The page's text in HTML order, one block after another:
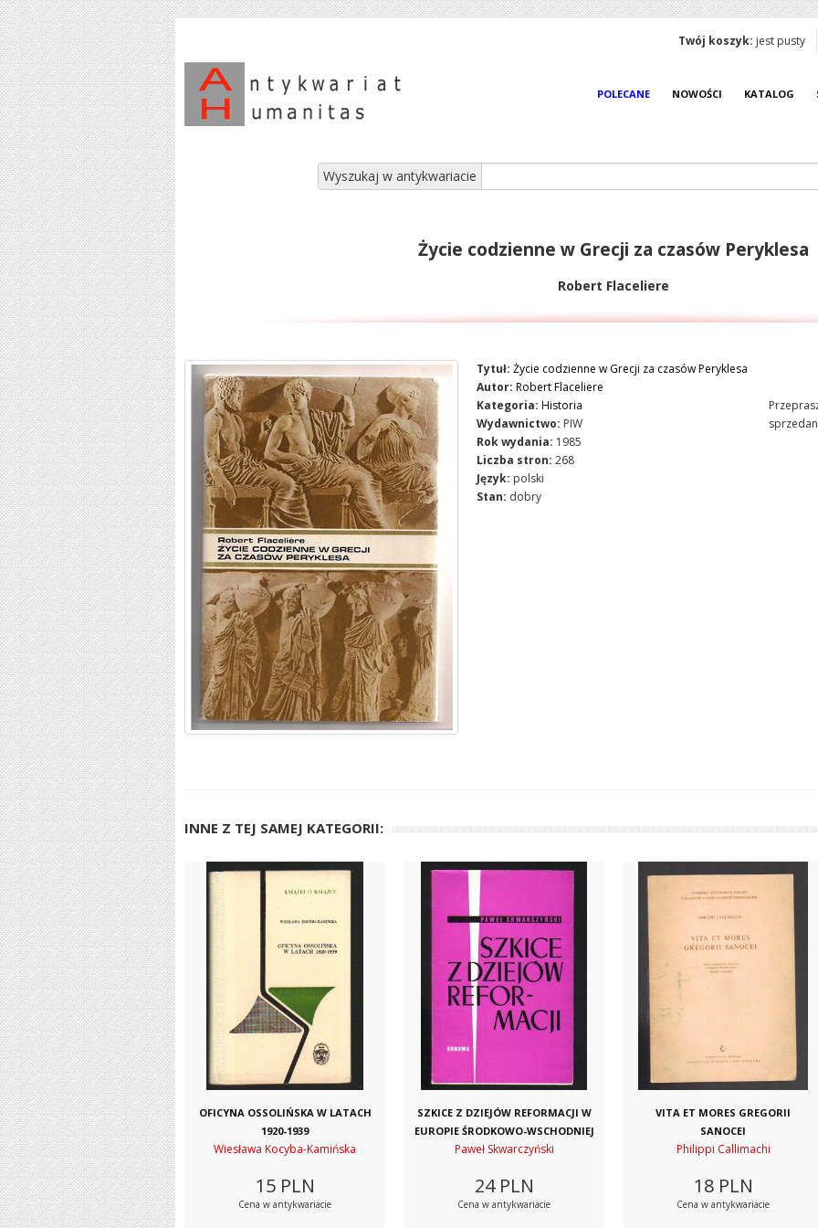
Twój koszyk: jest pusty
POLECANE NOWOŚCI KATALOG
Wyszukaj w antykwariacie
Życie codzienne w Grecji za czasów Peryklesa
Robert Flaceliere
Tytuł: Życie codzienne w Grecji za czasów Peryklesa
Autor: Robert Flaceliere
Kategoria: Historia
Wydawnictwo: PIW
Rok wydania: 1985
Liczba stron: 268
Język: polski
Stan: dobry
INNE Z TEJ SAMEJ KATEGORII:
OFICYNA OSSOLIŃSKA W LATACH
1920-1939
Wiesława Kocyba-Kamińska
15 PLN
Cena w antykwariacie
SZKICE Z DZIEJÓW REFORMACJI W
EUROPIE ŚRODKOWO-WSCHODNIEJ
Paweł Skwarczyński
24 PLN
Cena w antykwariacie
VITA ET MORES GREGORII
SANOCEI
Philippi Callimachi
18 PLN
Cena w antykwariacie